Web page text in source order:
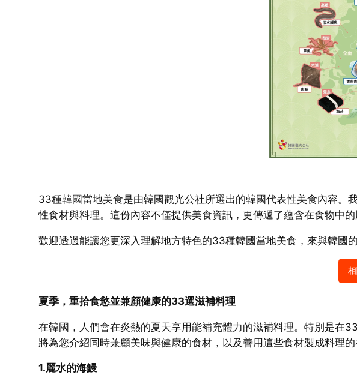
33種韓國當地美食是由韓國觀光公社所選出的韓國代表性美食內容。
性食材與料理。這份內容不僅提供美食資訊，更傳遞了蘊含在食物中
歡迎透過能讓您更深入理解地方特色的33種韓國當地美食，來與韓國
夏季，重拾食慾並兼顧健康的33選滋補料理
在韓國，人們會在炎熱的夏天享用能補充體力的滋補料理。特別是
將為您介紹同時兼顧美味與健康的食材，以及善用這些食材製成料理的
1.麗水的海鰻